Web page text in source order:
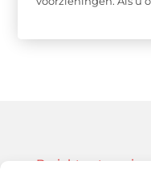
Bericht categorie